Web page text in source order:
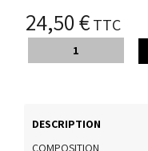
24,50 €TTC
DESCRIPTION
COMPOSITION